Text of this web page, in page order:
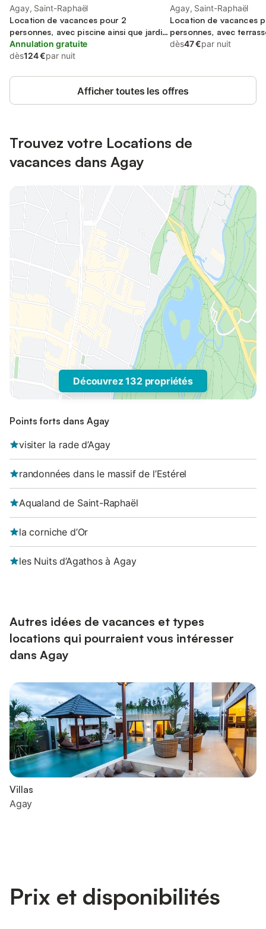
Agay, Saint-Raphaël
Location de vacances pour 2
personnes, avec piscine ainsi que jardin
et bassin pour enfant, animaux
acceptés
Annulation gratuite
dès124 €par nuit
Agay, Saint-Raphaël
Location de vacances
personnes, avec
dès47 €par nuit
Afficher toutes les offres
Trouvez votre Locations de
vacances dans Agay
Découvrez 132 propriétés
Points forts dans Agay
visiter la rade d’Agay
randonnées dans le massif de l’Estérel
Aqualand de Saint-Raphaël
la corniche d’Or
les Nuits d’Agathos à Agay
Autres idées de vacances et types
locations qui pourraient vous intéresser
dans Agay
Villas
Agay
Prix et disponibilités